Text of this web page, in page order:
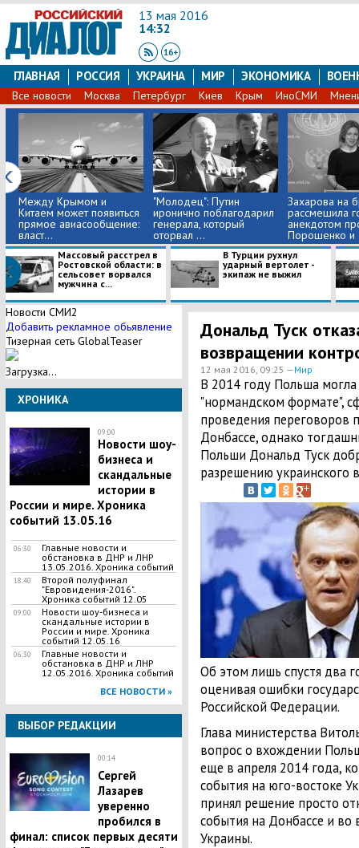
13 мая 2016
14:32
ГЛАВНАЯ РОССИЯ УКРАИНА МИР ЭКОНОМИКА
Все новости Москва Петербург Киев Крым ИноСМИ
Между Крымом и
Китаем может появиться
прямое авиасообщение:
власт...
"Молодец": Путин
иронично поблагодарил
генерала, который
оторвал ...
Захарова на
рассмешила
анекдотом
Порошенко и
Массовый расстрел в
Ростовской области: в
сельсовет ворвался
мужчина с...
В Турции рухнул
ударный вертолет -
экипаж не выжил
Новости СМИ2
Добавить рекламное обьявление
Тизерная сеть GlobalTeaser
Загрузка...
ХРОНИКА
09:00
Новости шоу-
бизнеса и
скандальные
истории в
России и мире. Хроника
событий 13.05.16
06:30
Главные новости и
обстановка в ДНР и ЛНР
13.05.2016. Хроника событий
18:40
Второй полуфинал
"Евровидения-2016".
Хроника событий 12.05
09:00
Новости шоу-бизнеса и
скандальные истории в
России и мире. Хроника
событий 12.05.16
06:30
Главные новости и
обстановка в ДНР и ЛНР
12.05.2016. Хроника событий
ВСЕ НОВОСТИ »
ВЫБОР РЕДАКЦИИ
00:14
Сергей
Лазарев
уверенно
пробился в
финал: список первых десяти
Дональд Туск
возвращении
12 мая 2016, 09:25 —Мир
В 2014 году Польша могла
"нормандском формате",
проведения переговоров
Донбассе, однако
Польши Дональд Туск
разрешению украинского
Об этом лишь спустя два
оценивая ошибки
Российской Федерации.
Глава министерства
вопрос о вхождении
еще в апреля 2014 года,
события на юго-востоке
принял решение просто
события на Донбассе и во
Украины.